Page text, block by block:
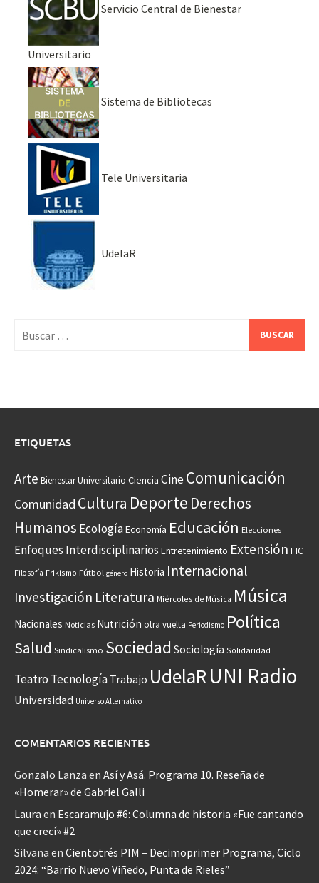
Servicio Central de Bienestar
Universitario
Sistema de Bibliotecas
Tele Universitaria
UdelaR
ETIQUETAS
Arte Bienestar Universitario Ciencia CineComunicación
Comunidad Cultura Deporte Derechos
Humanos EcologíaEconomía Educación Elecciones
Enfoques Interdisciplinarios Entretenimiento Extensión FIC
Filosofía Frikismo Fútbol género Historia Internacional
Investigación Literatura Miércoles de Música Música
Nacionales Noticias Nutrición otra vuelta Periodismo Política
Salud Sindicalismo Sociedad Sociología Solidaridad
Teatro Tecnología Trabajo UdelaRUNI Radio
Universidad Universo Alternativo
COMENTARIOS RECIENTES
Gonzalo Lanza en Así y Asá. Programa 10. Reseña de
«Homerar» de Gabriel Galli
Laura en Escaramujo #6: Columna de historia «Fue cantando
que crecí» #2
Silvana en Cientotrés PIM – Decimoprimer Programa, Ciclo
2024: “Barrio Nuevo Viñedo, Punta de Rieles”